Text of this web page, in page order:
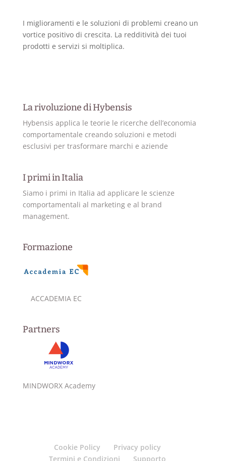
I miglioramenti e le soluzioni di problemi creano un
vortice positivo di crescita. La redditività dei tuoi
prodotti e servizi si moltiplica.
La rivoluzione di Hybensis
Hybensis applica le teorie le ricerche dell’economia
comportamentale creando soluzioni e metodi
esclusivi per trasformare marchi e aziende
I primi in Italia
Siamo i primi in Italia ad applicare le scienze
comportamentali al marketing e al brand
management.
Formazione
ACCADEMIA EC
Partners
MINDWORX Academy
Cookie Policy
Privacy policy
Termini e Condizioni
Supporto